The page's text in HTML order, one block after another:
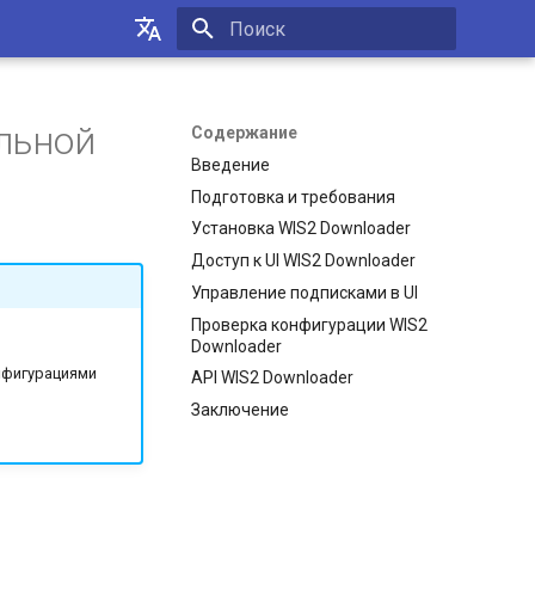
Русский
Содержание
Введение
Подготовка и требования
Установка WIS2 Downloader
Доступ к UI WIS2 Downloader
Управление подписками в UI
Проверка конфигурации WIS2
Downloader
API WIS2 Downloader
Заключение